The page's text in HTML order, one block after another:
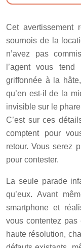
Cet avertissement
sournois de la
n’avez pas
l’agent vous
griffonnée à la
qu’en est-il de la
invisible sur le
C’est sur ces
comptent pour
retour. Vous serez
pour contester.
La seule parade
qu’eux. Avant
smartphone et
vous contentez pas
haute résolution,